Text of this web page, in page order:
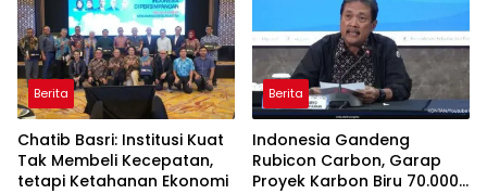
Berita
Chatib Basri: Institusi Kuat
Tak Membeli Kecepatan,
tetapi Ketahanan Ekonomi
Berita
Indonesia Gandeng
Rubicon Carbon, Garap
Proyek Karbon Biru 70.000